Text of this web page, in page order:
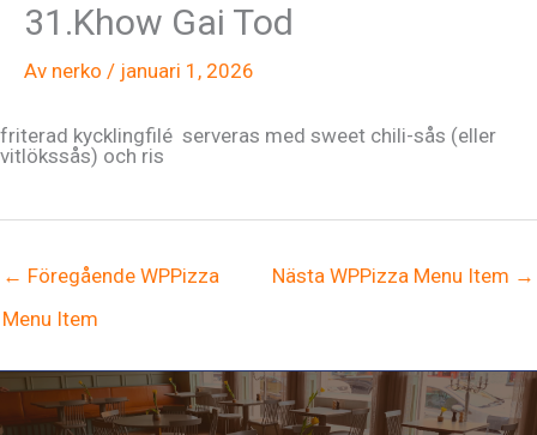
31.Khow Gai Tod
Av nerko / januari 1, 2026
friterad kycklingfilé serveras med sweet chili-sås (eller
vitlökssås) och ris
← Föregående WPPizza
Menu Item
Nästa WPPizza Menu Item →